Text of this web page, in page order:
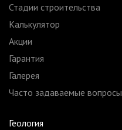
Стадии строительства
Калькулятор
Акции
Гарантия
Галерея
Часто задаваемые вопросы
Геология